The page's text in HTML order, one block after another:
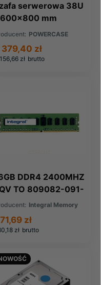
serwerowa 38U
mm
POWERCASE
zł brutto
379,40 zł
DDR4 2400MHZ
TO 809082-091-
FOR HP COMPAQ
Integral Memory
zł brutto
zł